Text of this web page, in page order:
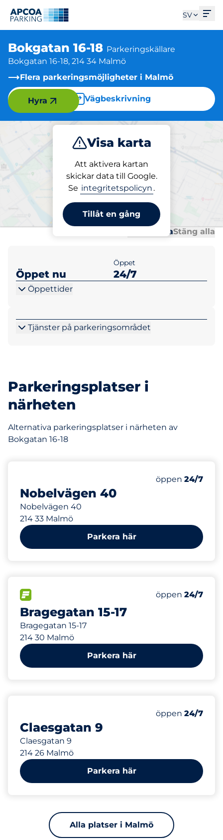
SV
Bokgatan 16-18 Parkeringskällare
Bokgatan 16-18, 214 34 Malmö
Flera parkeringsmöjligheter i Malmö
Vägbeskrivning
Visa karta
Att aktivera kartan
skickar data till Google.
Se integritetspolicyn .
Tillåt en gång
Hyra
Parkera
Parkering på plats
Bokgatan 16-18
Öppna allaStäng alla
Öppet nu
Öppet
24/7
Öppettider
Tjänster på parkeringsområdet
Parkeringsplatser i
närheten
Alternativa parkeringsplatser i närheten av
Bokgatan 16-18
Nobelvägen 40
Nobelvägen 40
214 33 Malmö
Fredag
öppen 24/7
Parkera här
Bragegatan 15-17
Bragegatan 15-17
214 30 Malmö
Fredag
öppen 24/7
512 m
Parkera här
Claesgatan 9
Claesgatan 9
214 26 Malmö
Fredag
öppen 24/7
Parkera här
Alla platser i Malmö